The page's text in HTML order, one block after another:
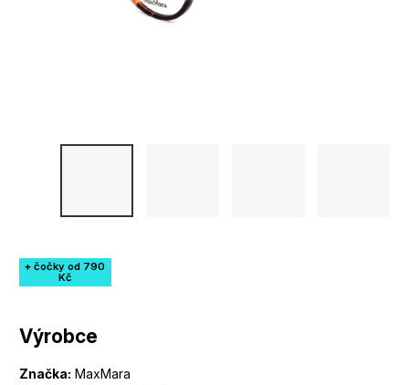
Výrobce
Značka: MaxMara
+ čočky od 790
Kč